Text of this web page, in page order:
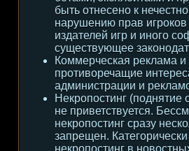
быть отнесено к
нарушению прав игроков
издателей игр и иного
существующее
Коммерческая реклама и
противоречащие
администрации и
Некропостинг (поднятие
не приветствуется.
некропостинг сразу
запрещен.
некропостинг в